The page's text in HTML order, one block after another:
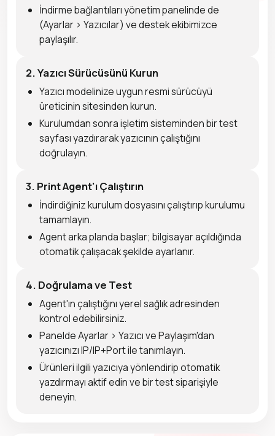
İndirme bağlantıları yönetim panelinde de
(Ayarlar > Yazıcılar) ve destek ekibimizce
paylaşılır.
2. Yazıcı Sürücüsünü Kurun
Yazıcı modelinize uygun resmi sürücüyü
üreticinin sitesinden kurun.
Kurulumdan sonra işletim sisteminden bir test
sayfası yazdırarak yazıcının çalıştığını
doğrulayın.
3. Print Agent'ı Çalıştırın
İndirdiğiniz kurulum dosyasını çalıştırıp kurulumu
tamamlayın.
Agent arka planda başlar; bilgisayar açıldığında
otomatik çalışacak şekilde ayarlanır.
4. Doğrulama ve Test
Agent'ın çalıştığını yerel sağlık adresinden
kontrol edebilirsiniz.
Panelde Ayarlar > Yazıcı ve Paylaşım'dan
yazıcınızı IP/IP+Port ile tanımlayın.
Ürünleri ilgili yazıcıya yönlendirip otomatik
yazdırmayı aktif edin ve bir test siparişiyle
deneyin.